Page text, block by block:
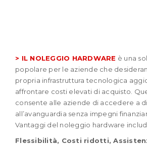
> IL NOLEGGIO HARDWARE è una
popolare per le aziende che
propria infrastruttura tecnologica
affrontare costi elevati di acquisto.
consente alle aziende di accedere a
all’avanguardia senza impegni
Vantaggi del noleggio hardware
Flessibilità, Costi ridotti,